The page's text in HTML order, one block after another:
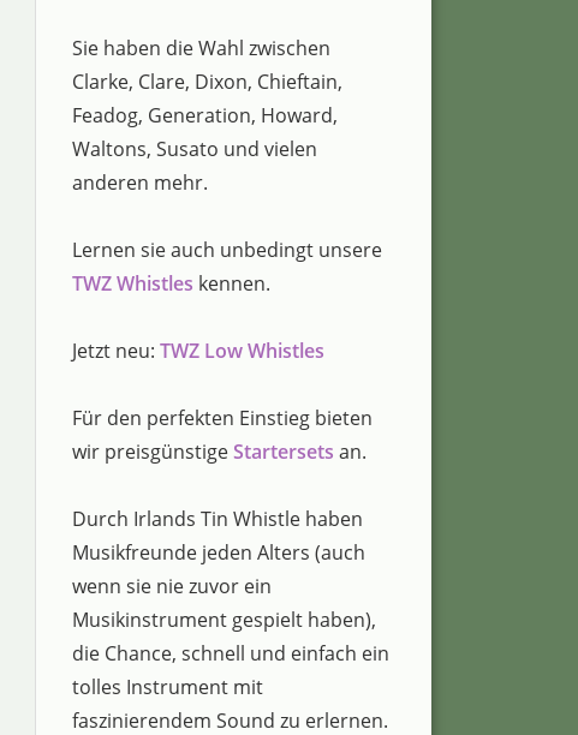
Sie haben die Wahl zwischen
Clarke, Clare, Dixon, Chieftain,
Feadog, Generation, Howard,
Waltons, Susato und vielen
anderen mehr.
Lernen sie auch unbedingt unsere
TWZ Whistles kennen.
Jetzt neu: TWZ Low Whistles
Für den perfekten Einstieg bieten
wir preisgünstigeStartersets an.
Durch Irlands Tin Whistle haben
Musikfreunde jeden Alters (auch
wenn sie nie zuvor ein
Musikinstrument gespielt haben),
die Chance, schnell und einfach ein
tolles Instrument mit
faszinierendem Sound zu erlernen.